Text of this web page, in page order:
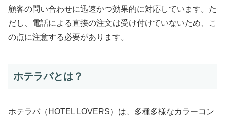
顧客の問い合わせに迅速かつ効果的に対応しています。た
だし、電話による直接の注文は受け付けていないため、こ
の点に注意する必要があります。
ホテラバとは？
ホテラバ（HOTEL LOVERS）は、多種多様なカラーコン